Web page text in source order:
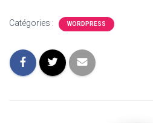
Catégories : WORDPRESS